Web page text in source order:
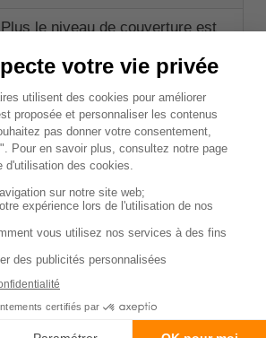
Plus le niveau de couverture est
pourcentage de remboursement
est élevé), plus le coût de la
mutuelle sera élevé.
Une franchise plus élevée peut
mais signifie que vous devrez